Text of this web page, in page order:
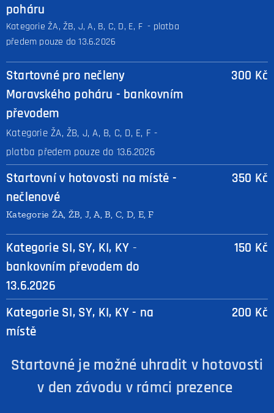
poháru
Kategorie ŽA, ŽB, J, A, B, C, D, E, F - platba
předem pouze do 13.6.2026
Startovné pro nečleny
Moravského poháru - bankovním
převodem
Kategorie ŽA, ŽB, J, A, B, C, D, E, F -
platba předem pouze do 13.6.2026
300 Kč
Startovní v hotovosti na místě -
nečlenové
Kategorie ŽA, ŽB, J, A, B, C, D, E, F
350 Kč
Kategorie SI, SY, KI, KY -
bankovním převodem do
13.6.2026
150 Kč
Kategorie SI, SY, KI, KY - na
místě
200 Kč
Startovné je možné uhradit v hotovosti
v den závodu v rámci prezence